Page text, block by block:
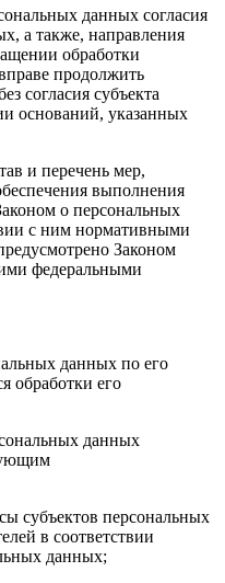
данных согласия
а также, направления
обработки
продолжить
согласия субъекта
оснований, указанных
и перечень мер,
выполнения
о персональных
с ним нормативными
Законом
федеральными
данных по его
обработки его
данных
субъектов персональных
в соответствии
данных;